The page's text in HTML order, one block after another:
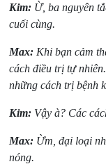
Kim: Ừ, ba nguyên
cuối cùng.
Max: Khi bạn cảm
cách điều trị tự
những cách trị bệnh
Kim: Vậy à? Các
Max: Ừm, đại loại
nóng.